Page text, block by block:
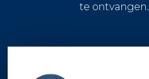
te ontvangen.